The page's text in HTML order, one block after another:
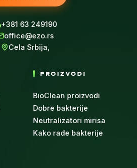
+381 63 249190
office@ezo.rs
Cela Srbija,
PROIZVODI
BioClean proizvodi
Dobre bakterije
Neutralizatori mirisa
Kako rade bakterije